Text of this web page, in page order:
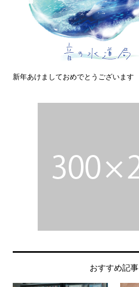
新年あけましておめでとうございます
おすすめ記事